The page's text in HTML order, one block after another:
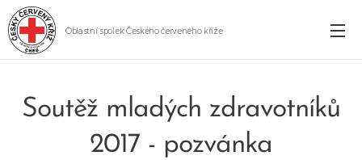
Oblastní spolek Českého červeného kříže
Soutěž mladých zdravotníků
2017 - pozvánka